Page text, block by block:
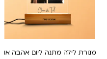
מנורת לילה מתנה ליום אהבה או